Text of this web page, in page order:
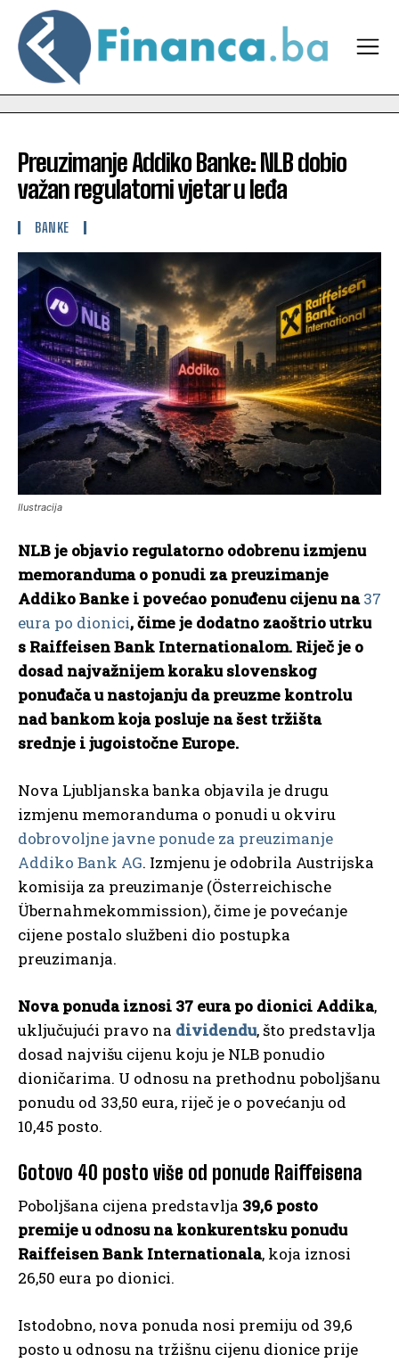
Preuzimanje Addiko Banke: NLB dobio
važan regulatorni vjetar u leđa
BANKE
Ilustracija
NLB je objavio regulatorno odobrenu izmjenu
memoranduma o ponudi za preuzimanje
Addiko Banke i povećao ponuđenu cijenu na37
eura po dionici, čime je dodatno zaoštrio utrku
s Raiffeisen Bank Internationalom. Riječ je o
dosad najvažnijem koraku slovenskog
ponuđača u nastojanju da preuzme kontrolu
nad bankom koja posluje na šest tržišta
srednje i jugoistočne Europe.
Nova Ljubljanska banka objavila je drugu
izmjenu memoranduma o ponudi u okviru
dobrovoljne javne ponude za preuzimanje
Addiko Bank AG. Izmjenu je odobrila Austrijska
komisija za preuzimanje (Österreichische
Übernahmekommission), čime je povećanje
cijene postalo službeni dio postupka
preuzimanja.
Nova ponuda iznosi 37 eura po dionici Addika,
uključujući pravo na dividendu, što predstavlja
dosad najvišu cijenu koju je NLB ponudio
dioničarima. U odnosu na prethodnu poboljšanu
ponudu od 33,50 eura, riječ je o povećanju od
10,45 posto.
Gotovo 40 posto više od ponude Raiffeisena
Poboljšana cijena predstavlja 39,6 posto
premije u odnosu na konkurentsku ponudu
Raiffeisen Bank Internationala, koja iznosi
26,50 eura po dionici.
Istodobno, nova ponuda nosi premiju od 39,6
posto u odnosu na tržišnu cijenu dionice prije